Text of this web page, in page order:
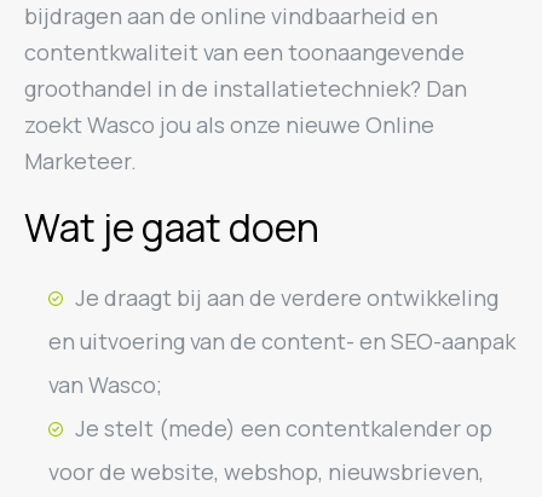
bijdragen aan de online vindbaarheid en
contentkwaliteit van een toonaangevende
groothandel in de installatietechniek? Dan
zoekt Wasco jou als onze nieuwe Online
Marketeer.
Wat je gaat doen
Je draagt bij aan de verdere ontwikkeling
en uitvoering van de content- en SEO-aanpak
van Wasco;
Je stelt (mede) een contentkalender op
voor de website, webshop, nieuwsbrieven,